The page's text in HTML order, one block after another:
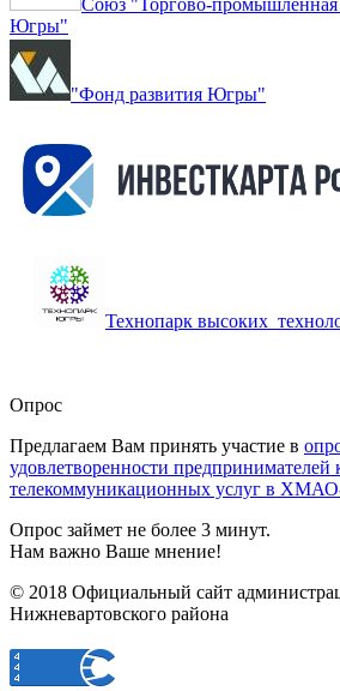
Югры"
"Фонд развития Югры"
Технопарк высоких
Опрос
Предлагаем Вам принять участие в
удовлетворенности предпринимателей
телекоммуникационных услуг в
Опрос займет не более 3 минут.
Нам важно Ваше мнение!
© 2018 Официальный сайт
Нижневартовского района